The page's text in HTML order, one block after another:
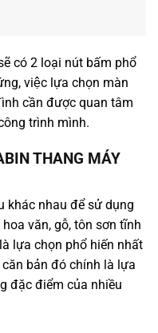
có 2 loại nút bấm phổ
việc lựa chọn màn
cần được quan tâm
trình mình.
THANG MÁY
khác nhau để sử dụng
văn, gỗ, tôn sơn tĩnh
lựa chọn phổ hiến nhất
bản đó chính là lựa
đặc điểm của nhiều